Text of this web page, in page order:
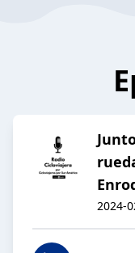
2024-